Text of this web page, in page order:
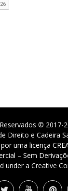
© 2017-
Direito e Cadeira
uma licença
– Sem
under a Creative